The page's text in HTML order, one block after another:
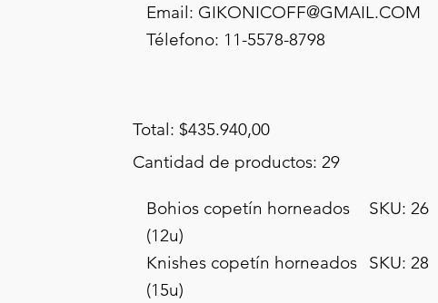
Email: GIKONICOFF@GMAIL.COM
Télefono: 11-5578-8798
Total: $435.940,00
Cantidad de productos: 29
Bohios copetín horneados
(12u)
SKU: 26
Knishes copetín horneados
(15u)
SKU: 28